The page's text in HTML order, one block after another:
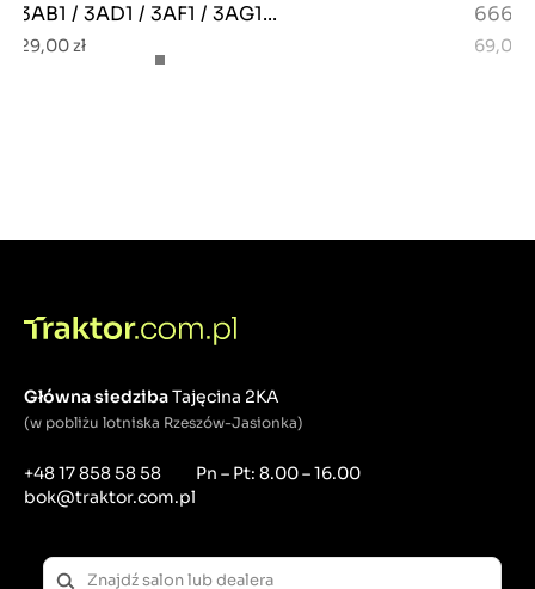
3AB1 / 3AD1 / 3AF1 / 3AG1...
29,00 zł 69,00
Główna siedzibaTajęcina 2KA
(w pobliżu lotniska Rzeszów-Jasionka)
+48 17 858 58 58
bok@traktor.com.pl
Pn – Pt: 8.00 – 16.00